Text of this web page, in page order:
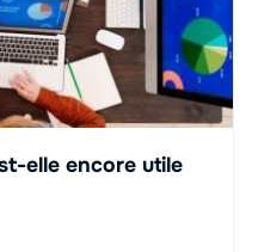
elle encore utile